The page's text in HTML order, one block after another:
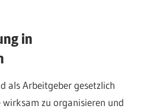
in
als Arbeitgeber gesetzlich
zu organisieren und